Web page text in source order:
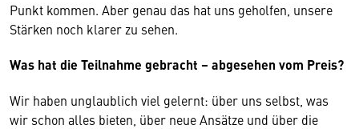
Punkt kommen. Aber genau das hat uns geholfen, unsere
Stärken noch klarer zu sehen.
Was hat die Teilnahme gebracht – abgesehen vom Preis?
Wir haben unglaublich viel gelernt: über uns selbst, was
wir schon alles bieten, über neue Ansätze und über die